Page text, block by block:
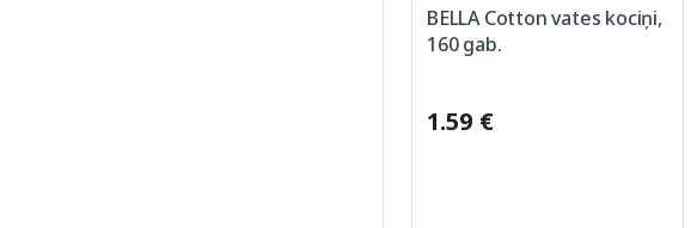
BELLA Cotton vates kociņi,
160 gab.
1.59 €